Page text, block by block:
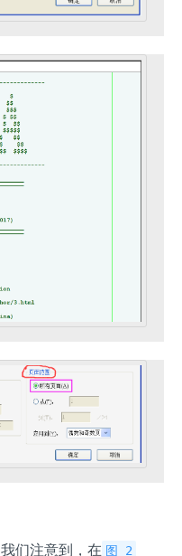
我们注意到，在 图 2